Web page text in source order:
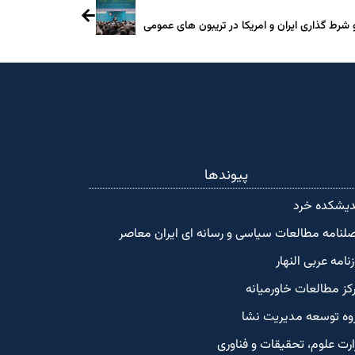
شرط گذاری ایران و امریکا در تریبون های عمومی
پیوندها
خرد
مطالعات سیاسی و رسانه ای ایران معاصر
عربی النهار
مطالعات خاورمیانه
توسعه مدیریت نشا
علوم، تحقیقات و فناوری